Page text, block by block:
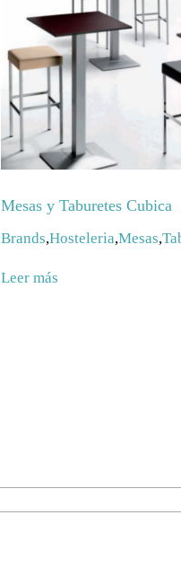
Mesas y Taburetes Cubica
Brands,Hosteleria,Mesas,
Leer más